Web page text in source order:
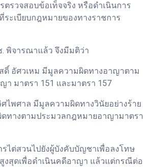
รวจสอบข้อเท็จจริง หรือดำเนินการ
ะเบียบกฎหมายของทางราชการ
พิจารณาแล้ว จึงมีมติว่า
อัศวเหม มีมูลความผิดทางอาญาตาม
า มาตรา 151 และมาตรา 157
พศาล มีมูลความผิดทางวินัยอย่างร้าย
ทางตามประมวลกฎหมายอาญามาตรา
ต่สวนไปยังผู้บังคับบัญชาเพื่อลงโทษ
งสุดเพื่อดำเนินคดีอาญา แล้วแต่กรณีต่อ